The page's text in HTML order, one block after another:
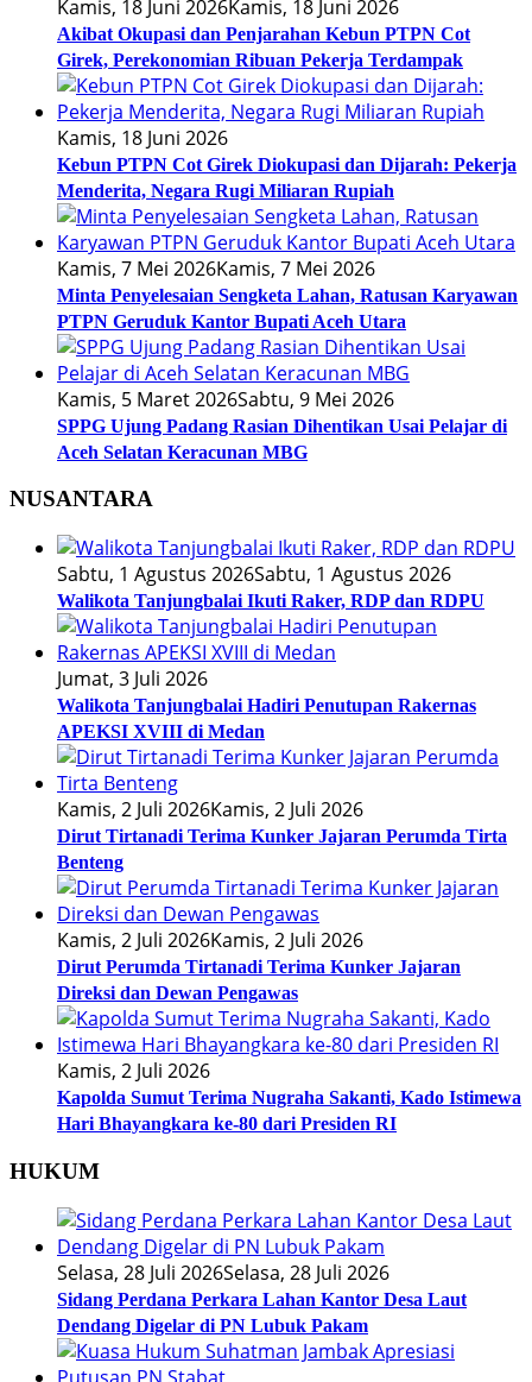
Kamis, 18 Juni 2026Kamis, 18 Juni 2026
Akibat Okupasi dan Penjarahan Kebun PTPN Cot
Girek, Perekonomian Ribuan Pekerja Terdampak
Kamis, 18 Juni 2026
Kebun PTPN Cot Girek Diokupasi dan Dijarah: Pekerja
Menderita, Negara Rugi Miliaran Rupiah
Kamis, 7 Mei 2026Kamis, 7 Mei 2026
Minta Penyelesaian Sengketa Lahan, Ratusan Karyawan
PTPN Geruduk Kantor Bupati Aceh Utara
Kamis, 5 Maret 2026Sabtu, 9 Mei 2026
SPPG Ujung Padang Rasian Dihentikan Usai Pelajar di
Aceh Selatan Keracunan MBG
NUSANTARA
Sabtu, 1 Agustus 2026Sabtu, 1 Agustus 2026
Walikota Tanjungbalai Ikuti Raker, RDP dan RDPU
Jumat, 3 Juli 2026
Walikota Tanjungbalai Hadiri Penutupan Rakernas
APEKSI XVIII di Medan
Kamis, 2 Juli 2026Kamis, 2 Juli 2026
Dirut Tirtanadi Terima Kunker Jajaran Perumda Tirta
Benteng
Kamis, 2 Juli 2026Kamis, 2 Juli 2026
Dirut Perumda Tirtanadi Terima Kunker Jajaran
Direksi dan Dewan Pengawas
Kamis, 2 Juli 2026
Kapolda Sumut Terima Nugraha Sakanti, Kado Istimewa
Hari Bhayangkara ke-80 dari Presiden RI
HUKUM
Selasa, 28 Juli 2026Selasa, 28 Juli 2026
Sidang Perdana Perkara Lahan Kantor Desa Laut
Dendang Digelar di PN Lubuk Pakam